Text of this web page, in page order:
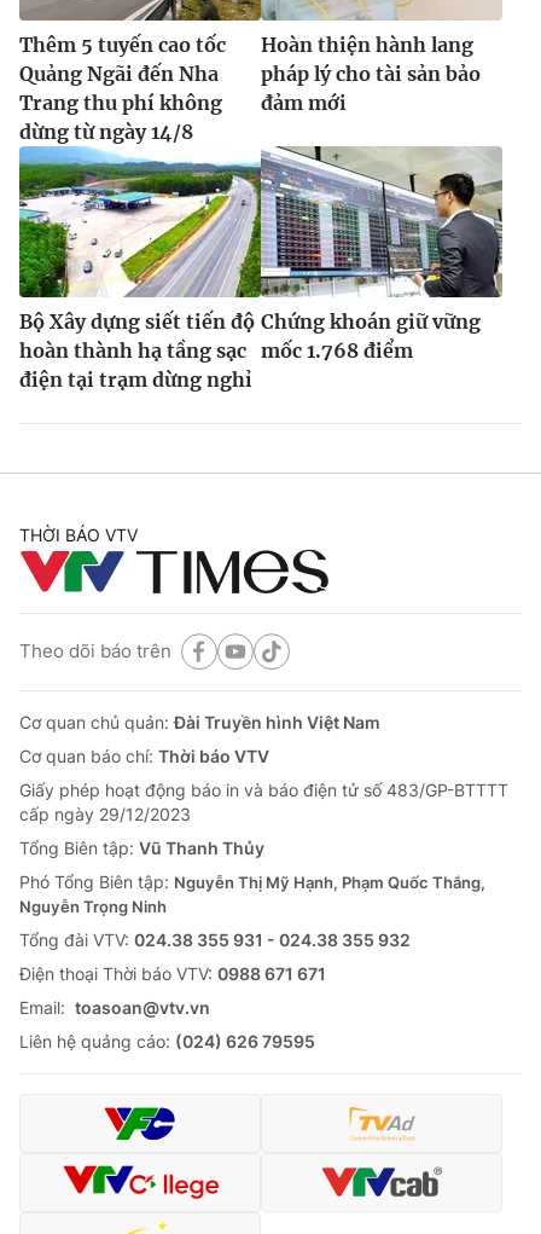
Thêm 5 tuyến cao tốc
Quảng Ngãi đến Nha
Trang thu phí không
dừng từ ngày 14/8
Hoàn thiện hành lang
pháp lý cho tài sản bảo
đảm mới
Bộ Xây dựng siết tiến độ
hoàn thành hạ tầng sạc
điện tại trạm dừng nghỉ
Chứng khoán giữ vững
mốc 1.768 điểm
THỜI BÁO VTV
Theo dõi báo trên
Cơ quan chủ quản:Đài Truyền hình Việt Nam
Cơ quan báo chí: Thời báo VTV
Giấy phép hoạt động báo in và báo điện tử số 483/GP-BTTTT
cấp ngày 29/12/2023
Tổng Biên tập: Vũ Thanh Thủy
Phó Tổng Biên tập: Nguyễn Thị Mỹ Hạnh, Phạm Quốc Thắng,
Nguyễn Trọng Ninh
Tổng đài VTV: 024.38 355 931 - 024.38 355 932
Ðiện thoại Thời báo VTV: 0988 671 671
Email: toasoan@vtv.vn
Liên hệ quảng cáo: (024) 626 79595